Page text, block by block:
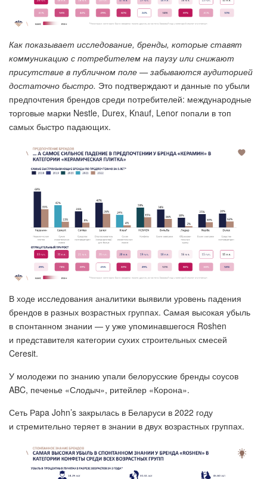
Как показывает исследование, бренды, которые ставят
коммуникацию с потребителем на паузу или снижают
присутствие в публичном поле — забываются аудиторией
достаточно быстро. Это подтверждают и данные по убыли
предпочтения брендов среди потребителей: международные
торговые марки Nestle, Durex, Knauf, Lenor попали в топ
самых быстро падающих.
В ходе исследования аналитики выявили уровень падения
брендов в разных возрастных группах. Самая высокая убыль
в спонтанном знании — у уже упоминавшегося Roshen
и представителя категории сухих строительных смесей
Ceresit.
У молодежи по знанию упали белорусские бренды соусов
ABC, печенье «Слодыч», ритейлер «Корона».
Сеть Рapa John’s закрылась в Беларуси в 2022 году
и стремительно теряет в знании в двух возрастных группах.